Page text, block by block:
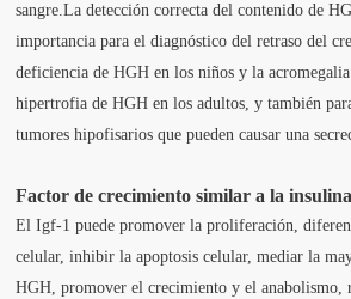
sangre.La detección correcta del contenido de
importancia para el diagnóstico del retraso del
deficiencia de HGH en los niños y la
hipertrofia de HGH en los adultos, y también
tumores hipofisarios que pueden causar una
Factor de crecimiento similar a la
El Igf-1 puede promover la proliferación,
celular, inhibir la apoptosis celular, mediar la
HGH, promover el crecimiento y el anabolismo,